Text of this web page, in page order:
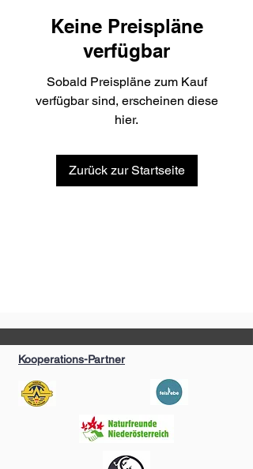
Keine Preispläne
verfügbar
Sobald Preispläne zum Kauf
verfügbar sind, erscheinen diese
hier.
Zurück zur Startseite
Kooperations-Partner